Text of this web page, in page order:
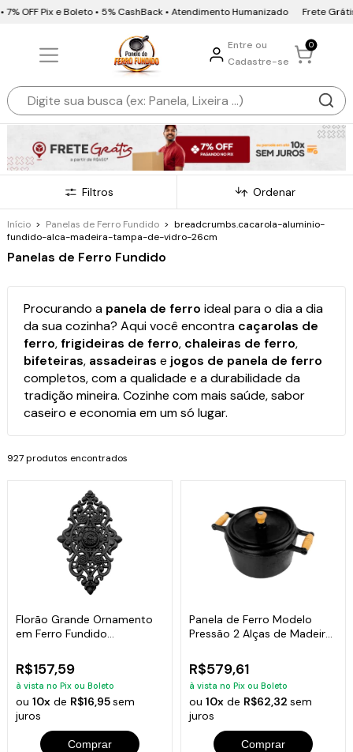
e Boleto • 5% CashBack • Atendimento Humanizado Frete Grátis • 10x
Entre ou
Cadastre-se
0
Filtros Ordenar
Início > Panelas de Ferro Fundido > breadcrumbs.cacarola-aluminio-
fundido-alca-madeira-tampa-de-vidro-26cm
Panelas de Ferro Fundido
Procurando a panela de ferro ideal para o dia a dia
da sua cozinha? Aqui você encontra caçarolas de
ferro,frigideiras de ferro, chaleiras de ferro,
bifeteiras, assadeiras e jogos de panela de ferro
completos, com a qualidade e a durabilidade da
tradição mineira. Cozinhe com mais saúde, sabor
caseiro e economia em um só lugar.
927 produtos encontrados
Florão Grande Ornamento
em Ferro Fundido
R$157,59
à vista no Pix ou Boleto
ou10x de R$16,95sem
juros
Comprar
Panela de Ferro Modelo
Pressão 2 Alças de Madeira
R$579,61
à vista no Pix ou Boleto
ou 10xde R$62,32 sem
juros
Comprar